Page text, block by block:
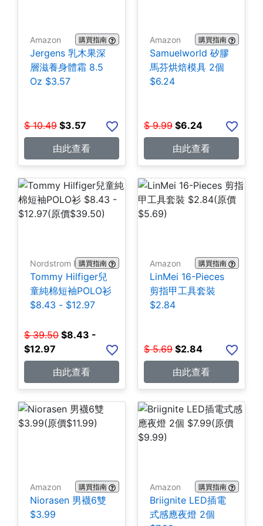
Amazon 購買指南
Jergens 乳木果深
層滋養身體霜 8.5
Oz $3.57
$ 10.49 $3.57
由此查看
Amazon 購買指南
Samuelworld 矽膠
馬芬烘焙模具 2個
$6.24
$ 9.99 $6.24
由此查看
Nordstrom Rack購買指南
Tommy Hilfiger兒
童純棉短袖POLO衫
$8.43 - $12.97
$ 39.50 $8.43 -
$12.97
由此查看
Amazon 購買指南
LinMei 16-Pieces
剪指甲工具套裝
$2.84
$ 5.69 $2.84
由此查看
Amazon 購買指南
Niorasen 男襪6雙
$3.99
Amazon 購買指南
Briignite LED插電
式感應夜燈 2個